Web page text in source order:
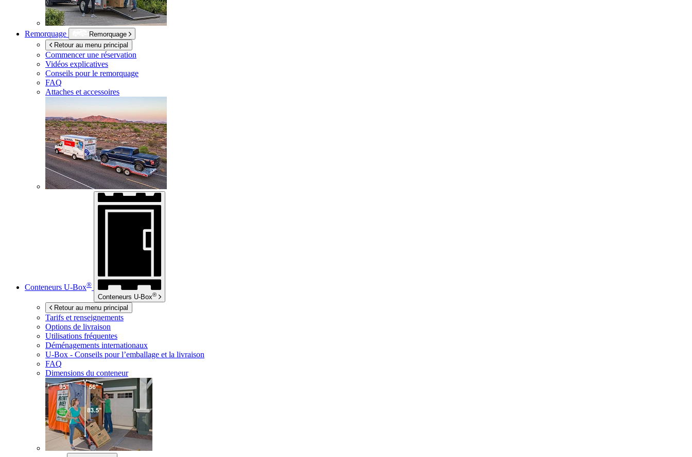
Remorquage
Remorquage
Retour au menu principal
Commencer une réservation
Vidéos explicatives
Conseils pour le remorquage
FAQ
Attaches et accessoires
Conteneurs U-Box®
Conteneurs U-Box®
Retour au menu principal
Tarifs et renseignements
Options de livraison
Utilisations fréquentes
Déménagements internationaux
U-Box - Conseils pour l’emballage et la livraison
FAQ
Dimensions du conteneur